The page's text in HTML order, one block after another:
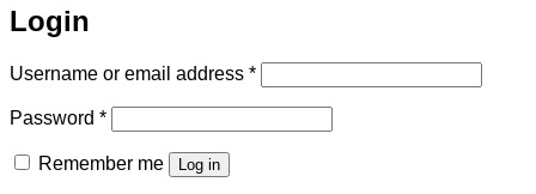
Login
Username or email address *Required
Password *Required
Remember me Log in